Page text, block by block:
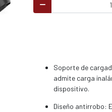
Soporte de
admite carga
dispositivo.
Diseño antirrobo: